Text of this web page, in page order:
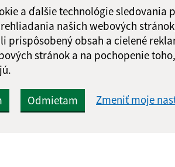
a ďalšie technológie sledovania
našich webových
prispôsobený obsah a cielené
stránok a na pochopenie
Odmietam Zmeniť moje
Google reCaptcha Response
Odoslať správu